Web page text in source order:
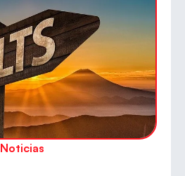
Noticias